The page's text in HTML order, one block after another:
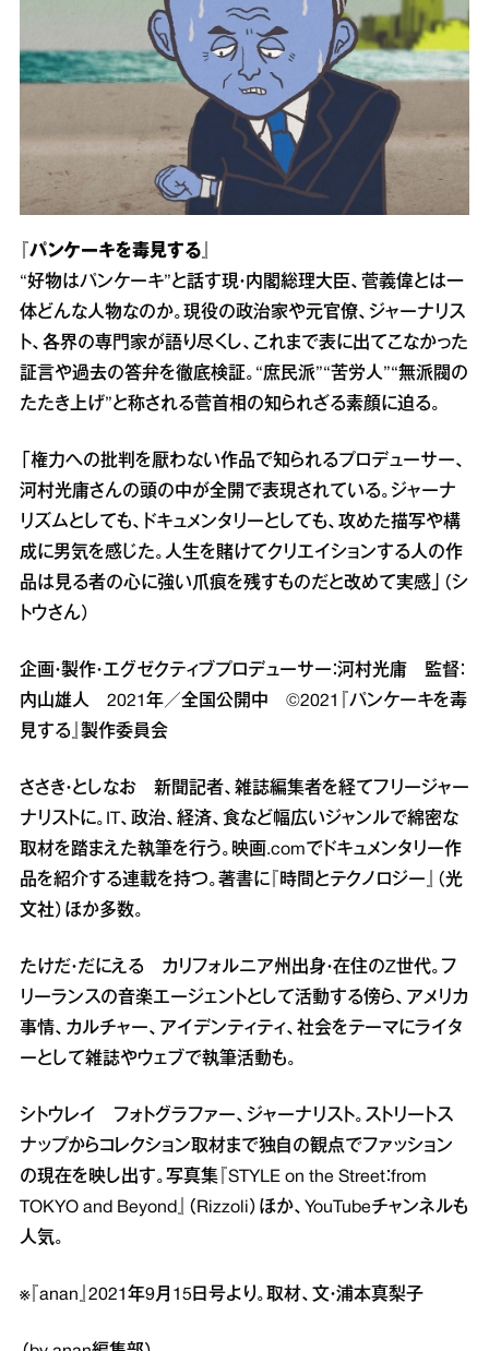
『パンケーキを毒見する』
“好物はパンケーキ”と話す現・内閣総理大臣、菅義偉とは一
体どんな人物なのか。現役の政治家や元官僚、ジャーナリス
ト、各界の専門家が語り尽くし、これまで表に出てこなかった
証言や過去の答弁を徹底検証。“庶民派”“苦労人”“無派閥の
たたき上げ”と称される菅首相の知られざる素顔に迫る。
「権力への批判を厭わない作品で知られるプロデューサー、
河村光庸さんの頭の中が全開で表現されている。ジャーナ
リズムとしても、ドキュメンタリーとしても、攻めた描写や構
成に男気を感じた。人生を賭けてクリエイションする人の作
品は見る者の心に強い爪痕を残すものだと改めて実感」（シ
トウさん）
企画・製作・エグゼクティブプロデューサー：河村光庸 監督：
内山雄人 2021年／全国公開中 ©2021『パンケーキを毒
見する』製作委員会
ささき・としなお 新聞記者、雑誌編集者を経てフリージャー
ナリストに。IT、政治、経済、食など幅広いジャンルで綿密な
取材を踏まえた執筆を行う。映画.comでドキュメンタリー作
品を紹介する連載を持つ。著書に『時間とテクノロジー』（光
文社）ほか多数。
たけだ・だにえる カリフォルニア州出身・在住のZ世代。フ
リーランスの音楽エージェントとして活動する傍ら、アメリカ
事情、カルチャー、アイデンティティ、社会をテーマにライタ
ーとして雑誌やウェブで執筆活動も。
シトウレイ フォトグラファー、ジャーナリスト。ストリートス
ナップからコレクション取材まで独自の観点でファッション
の現在を映し出す。写真集『STYLE on the Street：from
TOKYO and Beyond』（Rizzoli）ほか、YouTubeチャンネルも
人気。
※『anan』2021年9月15日号より。取材、文・浦本真梨子